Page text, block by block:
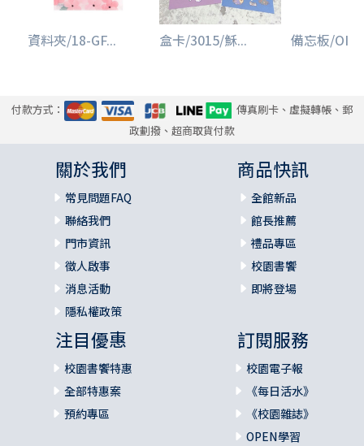
資料夾/18-GF... 盒卡/3015/穌... 備忘板/
付款方式：
傳真刷卡、虛擬轉帳、郵
政劃撥、超商取貨付款
關於我們
常見問題FAQ
聯絡我們
門市資訊
徵人啟事
消息活動
隱私權政策
商品快訊
全館新品
館長推薦
禮品專區
校園書饗
即將登場
注目優惠
校園書饗特惠
全部特惠案
預約專區
訂閱服務
校園電子報
《每日活水》
《校園雜誌》
OPEN學習